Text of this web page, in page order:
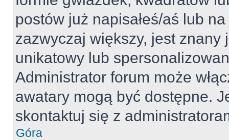
postów już napisałeś/aś lub
zazwyczaj większy, jest
unikatowy lub
Administrator forum może
awatary mogą być dostępne.
skontaktuj się z
Góra